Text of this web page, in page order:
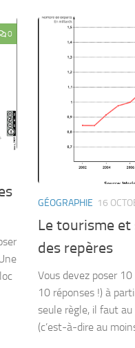
0
GÉOGRAPHIE 16
Le tourisme et
des repères
Vous devez poser
10 réponses !) à
seule règle, il faut
(c’est-à-dire au